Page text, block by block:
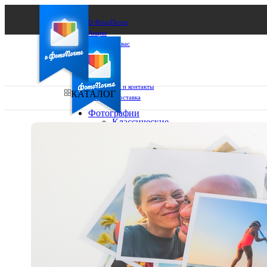
О ФотоПочте
Акции
Сделаем за вас
Бизнесу
FAQ
Франшиза
Поддержка и контакты
Оплата и доставка
Выберите из списка:
КАТАЛОГ
Фотографии
Классические
10х15
15х15
15х20
20х20
20х30
30х30
30х40
Фото
в